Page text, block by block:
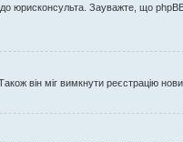
юрисконсульта. Зауважте, що
він міг вимкнути реєстрацію